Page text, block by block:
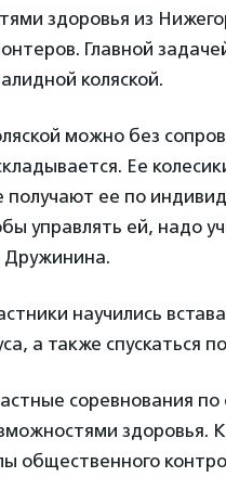
здоровья из
Главной
коляской.
можно без
Ее
получают ее по
управлять ей, надо
Дружинина.
научились
а также спускаться
соревнования
здоровья.
общественного